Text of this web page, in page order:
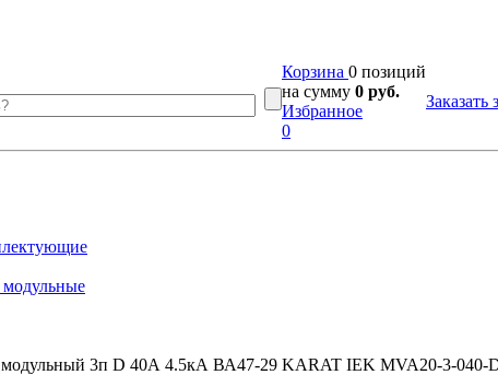
Корзина 0 позиций
на сумму 0 руб.
Избранное
0
Заказать
модульный 3п D 40А 4.5кА ВА47-29 KARAT IEK MVA20-3-040-